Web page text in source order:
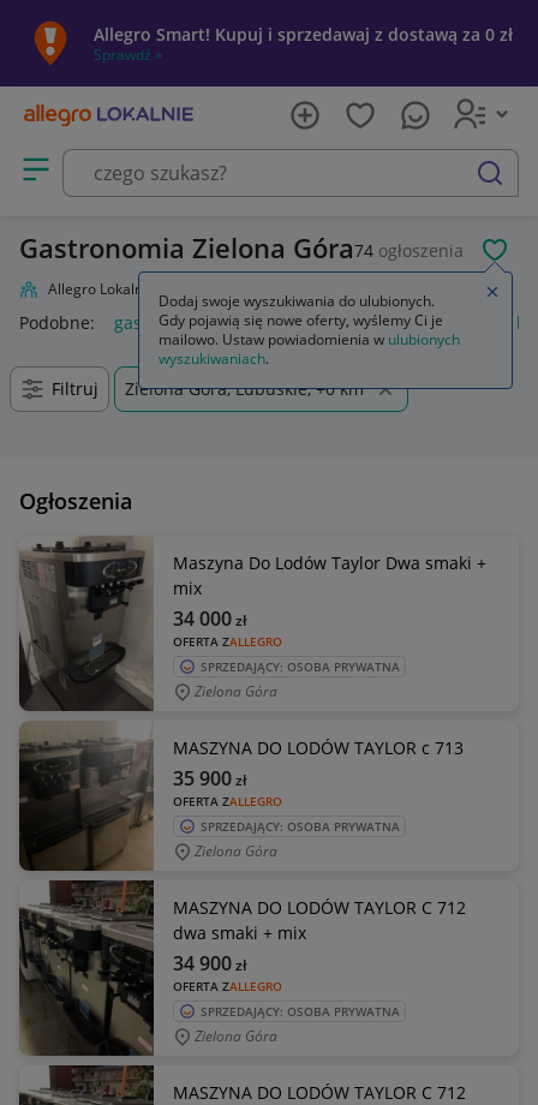
Allegro Smart! Kupuj i sprzedawaj z dostawą za 0 zł
Sprawdź »
Otwórz menu z kategoriami
szukaj
Gastronomia Zielona Góra74 ogłoszenia
Allegro Lokalnie
Podobne: gastronomia kosz na śmieci gastronomia buty
Filtruj Zielona Góra, Lubuskie, +0 km
Ogłoszenia
Maszyna Do Lodów Taylor Dwa smaki +
mix
OFERTA ZALLEGRO
34 000zł
SPRZEDAJĄCY: OSOBA PRYWATNA
Zielona Góra
MASZYNA DO LODÓW TAYLOR c 713
OFERTA ZALLEGRO
35 900zł
SPRZEDAJĄCY: OSOBA PRYWATNA
Zielona Góra
MASZYNA DO LODÓW TAYLOR C 712
dwa smaki + mix
OFERTA ZALLEGRO
34 900zł
SPRZEDAJĄCY: OSOBA PRYWATNA
Zielona Góra
MASZYNA DO LODÓW TAYLOR C 712
Dodaj swoje wyszukiwania do ulubionych.
Gdy pojawią się nowe oferty, wyślemy Ci je
mailowo. Ustaw powiadomienia w ulubionych
wyszukiwaniach.